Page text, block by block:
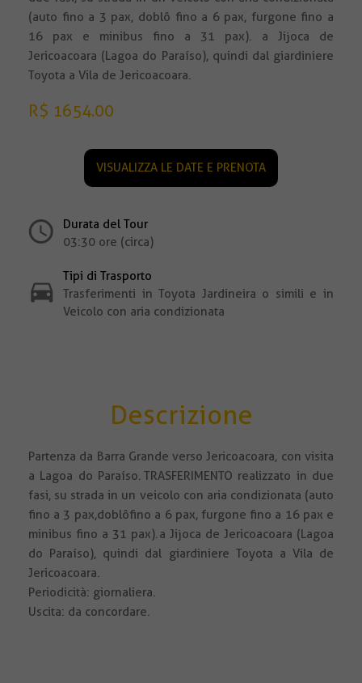
(auto fino a 3 pax, doblô fino a 6 pax, furgone fino a
16 pax e minibus fino a 31 pax). a Jijoca de
Jericoacoara (Lagoa do Paraíso), quindi dal giardiniere
Toyota a Vila de Jericoacoara.
R$ 1654.00
VISUALIZZA LE DATE E PRENOTA
Durata del Tour
03:30 ore (circa)
Tipi di Trasporto
Trasferimenti in Toyota Jardineira o simili e in
Veicolo con aria condizionata
Descrizione
Partenza da Barra Grande verso Jericoacoara, con visita
a Lagoa do Paraíso. TRASFERIMENTO realizzato in due
fasi, su strada in un veicolo con aria condizionata (auto
fino a 3 pax, doblô fino a 6 pax, furgone fino a 16 pax e
minibus fino a 31 pax). a Jijoca de Jericoacoara (Lagoa
do Paraíso), quindi dal giardiniere Toyota a Vila de
Jericoacoara.
Periodicità : giornaliera.
Uscita : da concordare.